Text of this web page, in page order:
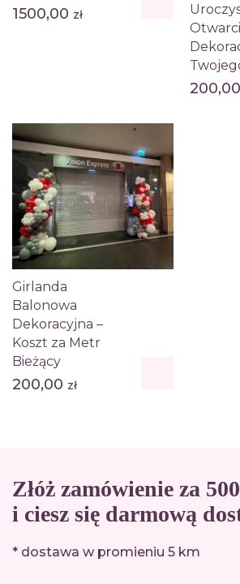
1500,00 zł
200,00
Girlanda
Balonowa
Dekoracyjna –
Koszt za Metr
Bieżący
200,00 zł
Złóż zamówienie za
i ciesz się darmową
* dostawa w promieniu 5 km